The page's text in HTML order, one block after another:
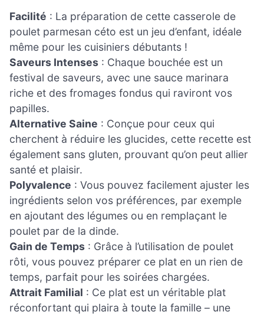
Facilité : La préparation de cette casserole de
poulet parmesan céto est un jeu d’enfant, idéale
même pour les cuisiniers débutants !
Saveurs Intenses : Chaque bouchée est un
festival de saveurs, avec une sauce marinara
riche et des fromages fondus qui raviront vos
papilles.
Alternative Saine : Conçue pour ceux qui
cherchent à réduire les glucides, cette recette est
également sans gluten, prouvant qu’on peut allier
santé et plaisir.
Polyvalence : Vous pouvez facilement ajuster les
ingrédients selon vos préférences, par exemple
en ajoutant des légumes ou en remplaçant le
poulet par de la dinde.
Gain de Temps : Grâce à l’utilisation de poulet
rôti, vous pouvez préparer ce plat en un rien de
temps, parfait pour les soirées chargées.
Attrait Familial : Ce plat est un véritable plat
réconfortant qui plaira à toute la famille – une